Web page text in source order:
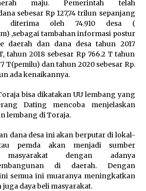
maju. Pemerintah telah
sebesar Rp 127,74 trilun sepanjang
diterima oleh 74.910 desa (
,sebagai tambahan informasi postur
daerah dan dana desa tahun 2017
tahun 2018 sebesar Rp 766.2 T tahun
T(pemilu) dan tahun 2020 sebesar Rp.
ada kenaikannya.
bisa dikatakan UU lembang yang
Dating mencoba menjelaskan
lembang di Toraja.
dana desa ini akan berputar di lokal-
pemda akan menjadi sumber
masyarakat dengan adanya
di daerah. Dengan
semua ini muaranya meningkatkan
daya beli masyarakat.